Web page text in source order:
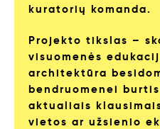
kuratorių komanda.
Projekto tikslas –
visuomenės
architektūra
bendruomenei
aktualiais
vietos ar užsienio